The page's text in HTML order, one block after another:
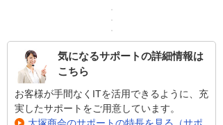
気になるサポートの詳細情報は
こちら
お客様が手間なくITを活用できるように、充
実したサポートをご用意しています。